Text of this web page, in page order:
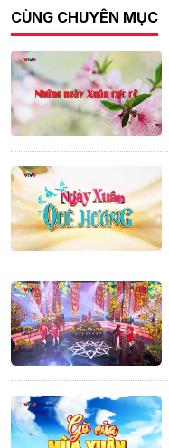
CÙNG CHUYÊN MỤC